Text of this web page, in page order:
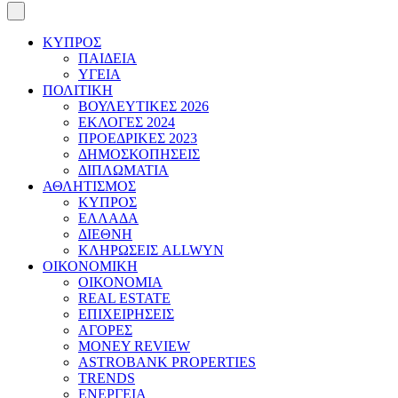
ΚΥΠΡΟΣ
ΠΑΙΔΕΙΑ
ΥΓΕΙΑ
ΠΟΛΙΤΙΚΗ
ΒΟΥΛΕΥΤΙΚΕΣ 2026
ΕΚΛΟΓΕΣ 2024
ΠΡΟΕΔΡΙΚΕΣ 2023
ΔΗΜΟΣΚΟΠΗΣΕΙΣ
ΔΙΠΛΩΜΑΤΙΑ
ΑΘΛΗΤΙΣΜΟΣ
ΚΥΠΡΟΣ
ΕΛΛΑΔΑ
ΔΙΕΘΝΗ
ΚΛΗΡΩΣΕΙΣ ALLWYN
ΟΙΚΟΝΟΜΙΚΗ
ΟΙΚΟΝΟΜΙΑ
REAL ESTATE
ΕΠΙΧΕΙΡΗΣΕΙΣ
ΑΓΟΡΕΣ
MONEY REVIEW
ASTROBANK PROPERTIES
TRENDS
ΕΝΕΡΓΕΙΑ